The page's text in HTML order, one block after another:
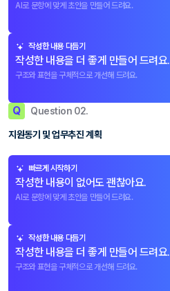
AI로 문항에 맞게 초안을 만들어 드려요.
작성한 내용 다듬기
작성한 내용을 더 좋게 만들어 드려요.
구조와 표현을 구체적으로 개선해 드려요.
Q Question 02.
지원동기 및 업무추진 계획
빠르게 시작하기
작성한 내용이 없어도 괜찮아요.
AI로 문항에 맞게 초안을 만들어 드려요.
작성한 내용 다듬기
작성한 내용을 더 좋게 만들어 드려요.
구조와 표현을 구체적으로 개선해 드려요.